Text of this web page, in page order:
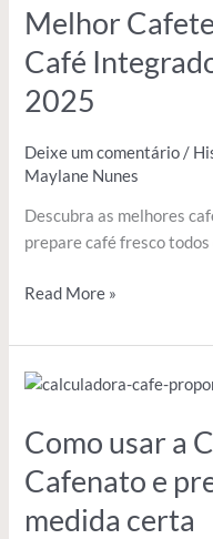
Melhor
Café
2025
Deixe um comentário /
Maylane Nunes
Descubra as melhores
prepare café fresco todos
Read More »
Como usar a
Cafenato e
medida certa
Como
a
de
Café